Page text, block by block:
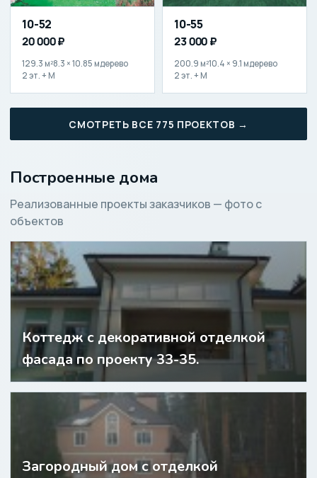
10-52
20 000 ₽
129.3 м²8.3 × 10.85 мдерево
2 эт. + М
10-55
23 000 ₽
200.9 м²10.4 × 9.1 мдерево
2 эт. + М
СМОТРЕТЬ ВСЕ 775 ПРОЕКТОВ →
Построенные дома
Реализованные проекты заказчиков — фото с
объектов
Коттедж с декоративной отделкой
фасада по проекту 33-35.
Загородный дом с отделкой